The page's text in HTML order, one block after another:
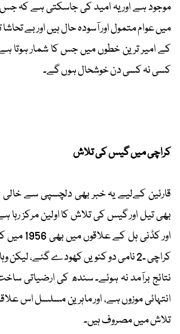
موجود ہے اور یہ امید کی جاسکتی ہے کہ
میں عوام متمول اور آسودہ حال ہیں اور بے
کے امیر ترین خطوں میں جس کا شمار ہوتا
کسی نہ کسی دن خوشحال ہوں گے۔
کراچی میں گیس کی تلاش
قارئین کےلیے یہ خبر بھی دلچسپی سے
بھی تیل اور گیس کی تلاش کا اولین مرکز رہا
کراچی ـ2 نامی دو کنویں کھودے گئے،
نتائج برآمد نہ ہوئے۔ سندھ کی ارضیاتی
انتہائی موزوں ہے، اور ماہرین مسلسل اس
تلاش میں مصروف ہیں۔